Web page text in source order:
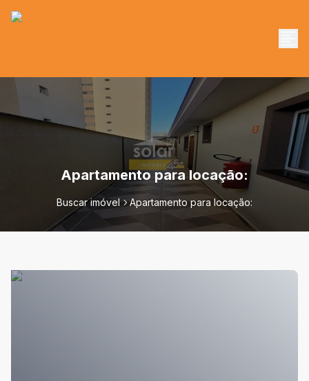
Apartamento para locação:
Buscar imóvel Apartamento para locação: